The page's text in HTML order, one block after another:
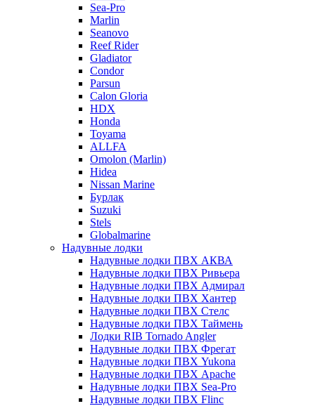
Sea-Pro
Marlin
Seanovo
Reef Rider
Gladiator
Condor
Parsun
Calon Gloria
HDX
Honda
Toyama
ALLFA
Omolon (Marlin)
Hidea
Nissan Marine
Бурлак
Suzuki
Stels
Globalmarine
Надувные лодки
Надувные лодки ПВХ АКВА
Надувные лодки ПВХ Ривьера
Надувные лодки ПВХ Адмирал
Надувные лодки ПВХ Хантер
Надувные лодки ПВХ Стелс
Надувные лодки ПВХ Таймень
Лодки RIB Tornado Angler
Надувные лодки ПВХ Фрегат
Надувные лодки ПВХ Yukona
Надувные лодки ПВХ Apache
Надувные лодки ПВХ Sea-Pro
Надувные лодки ПВХ Flinc